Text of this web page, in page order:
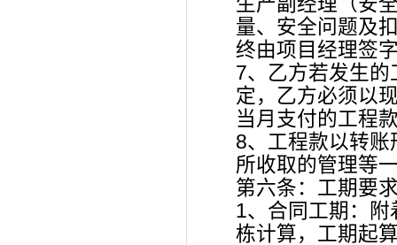
量、安全问题及
终由项目经理签
7、乙方若发生
定，乙方必须以
当月支付的工程
8、工程款以转
所收取的管理等
第六条：工期要
1、合同工期：
栋计算，工期起